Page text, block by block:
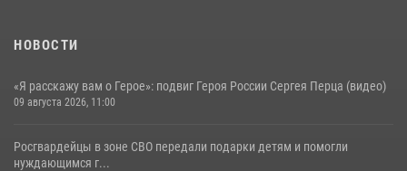
НОВОСТИ
«Я расскажу вам о Герое»: подвиг Героя России Сергея Перца (видео)
09 августа 2026, 11:00
Росгвардейцы в зоне СВО передали подарки детям и помогли
нуждающимся г...